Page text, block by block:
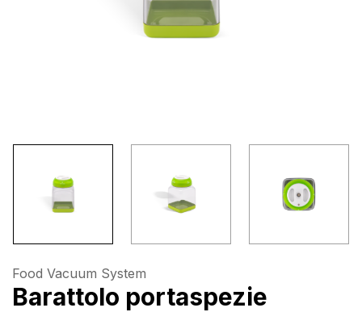
Food Vacuum System
Barattolo portaspezie